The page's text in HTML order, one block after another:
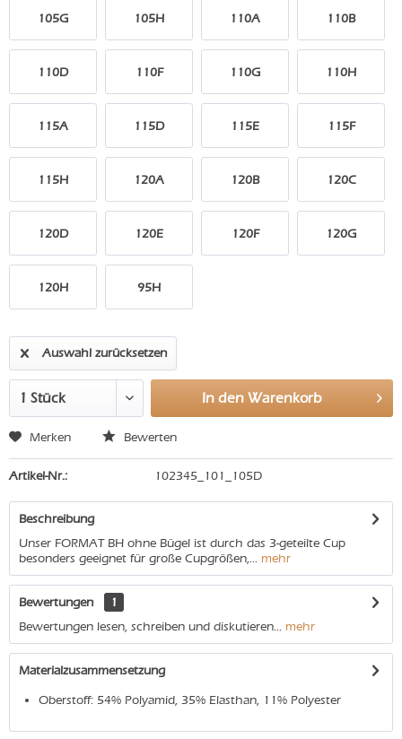
105G 105H 110A 110B
110D 110F 110G 110H
115A 115D 115E 115F
115H 120A 120B 120C
120D 120E 120F 120G
120H 95H
Auswahl zurücksetzen
In den Warenkorb
Merken Bewerten
Artikel-Nr.: 102345_101_105D
Beschreibung
Unser FORMAT BH ohne Bügel ist durch das 3-geteilte Cup
besonders geeignet für große Cupgrößen,... mehr
Bewertungen
1
Bewertungen lesen, schreiben und diskutieren... mehr
Materialzusammensetzung
Oberstoff: 54% Polyamid, 35% Elasthan, 11% Polyester